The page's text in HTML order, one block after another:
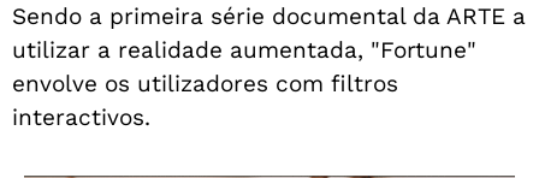
Sendo a primeira série documental da ARTE a
utilizar a realidade aumentada, "Fortune"
envolve os utilizadores com filtros
interactivos.